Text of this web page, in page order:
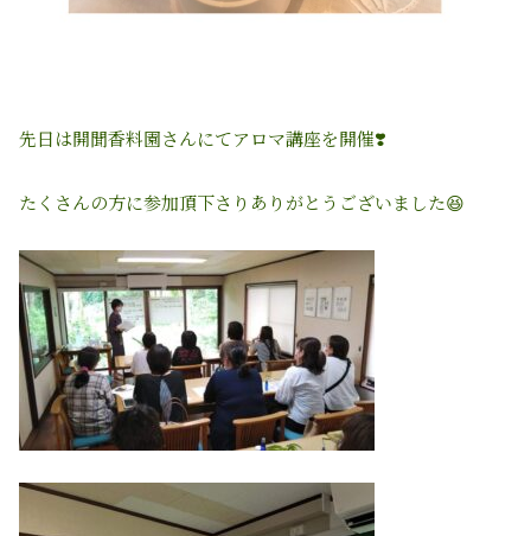
先日は開聞香料園さんにてアロマ講座を開催❣️
たくさんの方に参加頂下さりありがとうございました😆